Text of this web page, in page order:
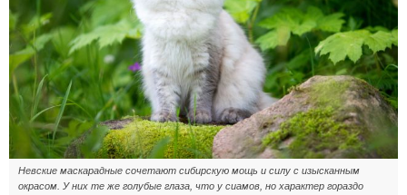
Невские маскарадные сочетают сибирскую мощь и силу с изысканным
окрасом. У них те же голубые глаза, что у сиамов, но характер гораздо